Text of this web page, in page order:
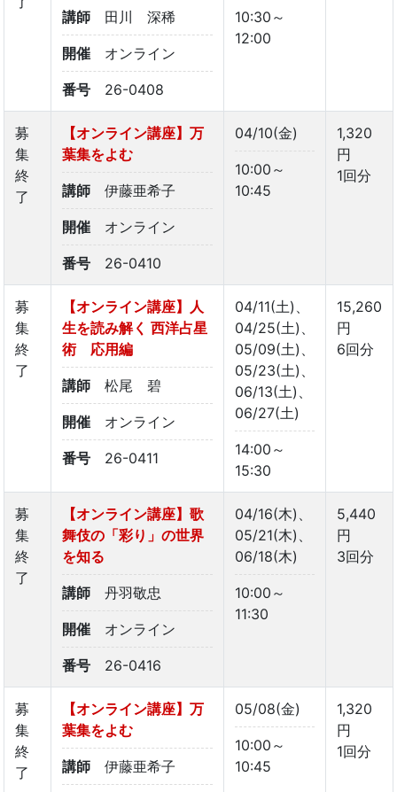
講師
田川 深稀
開催 オンライン
番号 26-0408
10:30～
12:00
募
集
終
了
【オンライン講座】万
葉集をよむ
講師 伊藤亜希子
開催 オンライン
番号 26-0410
04/10(金)
10:00～
10:45
1,320
円
1回分
募
集
終
了
【オンライン講座】人
生を読み解く 西洋占星
術 応用編
講師 松尾 碧
開催 オンライン
番号 26-0411
04/11(土)、
04/25(土)、
05/09(土)、
05/23(土)、
06/13(土)、
06/27(土)
14:00～
15:30
15,260
円
6回分
募
集
終
了
【オンライン講座】歌
舞伎の「彩り」の世界
を知る
講師 丹羽敬忠
開催 オンライン
番号 26-0416
04/16(木)、
05/21(木)、
06/18(木)
10:00～
11:30
5,440
円
3回分
募
集
終
了
【オンライン講座】万
葉集をよむ
講師 伊藤亜希子
05/08(金)
10:00～
10:45
1,320
円
1回分